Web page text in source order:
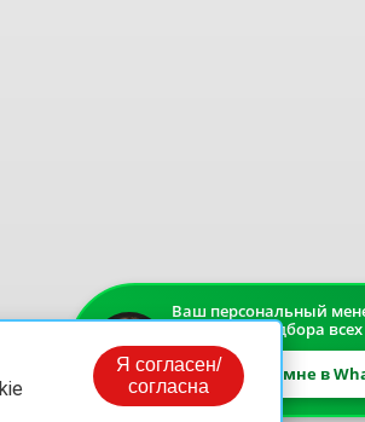
Ваш персональный
быстрого подбора
Напишите мне в
Я согласен/
согласна